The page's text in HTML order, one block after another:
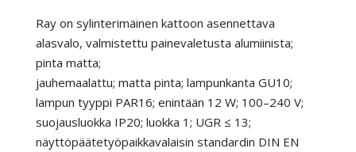
Ray on sylinterimäinen kattoon asennettava
alasvalo, valmistettu painevaletusta alumiinista;
pinta matta;
jauhemaalattu; matta pinta; lampunkanta GU10;
lampun tyyppi PAR16; enintään 12 W; 100–240 V;
suojausluokka IP20; luokka 1; UGR ≤ 13;
näyttöpäätetyöpaikkavalaisin standardin DIN EN